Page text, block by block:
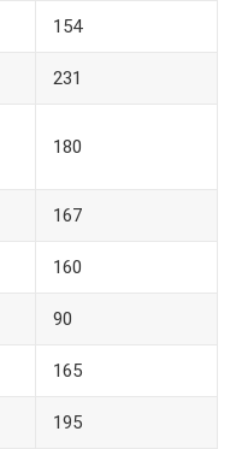
154
231
180
167
160
90
165
195